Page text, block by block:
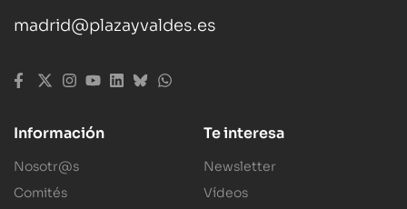
madrid@plazayvaldes.es
Información
Nosotr@s
Comités
Te interesa
Newsletter
Vídeos